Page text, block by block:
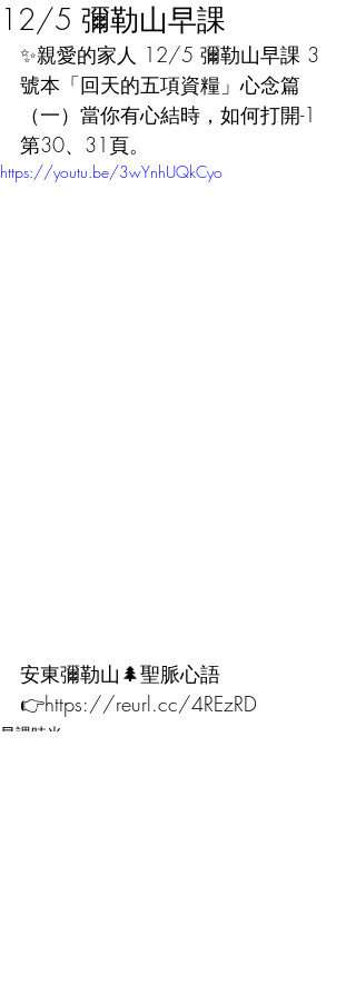
12/5 彌勒山早課
✨親愛的家人 12/5 彌勒山早課 3
號本「回天的五項資糧」心念篇
（一）當你有心結時，如何打開-1
第30、31頁。
https://youtu.be/3wYnhUQkCyo
安東彌勒山🌲聖脈心語
👉https://reurl.cc/4REzRD
早課時光